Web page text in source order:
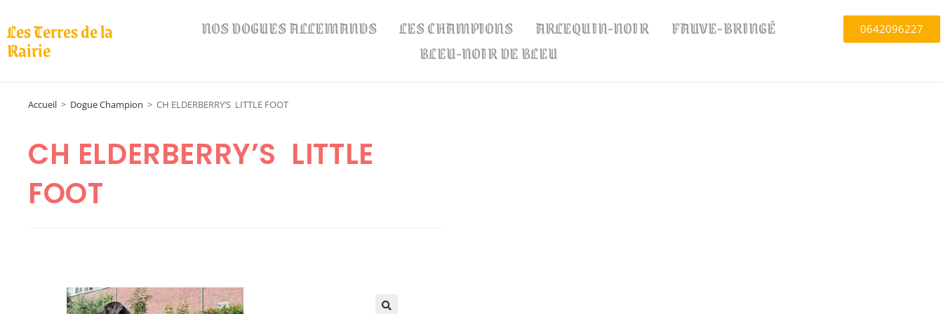
Les Terres de la
Rairie
NOS DOGUES ALLEMANDS LES CHAMPIONS ARLEQUIN-NOIR
FAUVE-BRINGÉ
BLEU-NOIR DE BLEU
0642096227
Accueil > Dogue Champion > CH ELDERBERRY’S LITTLE FOOT
CH ELDERBERRY’S LITTLE
FOOT